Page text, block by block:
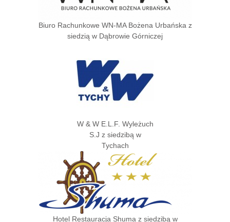
Biuro Rachunkowe WN-MA Bożena Urbańska z
siedzią w Dąbrowie Górniczej
W & W E.L.F. Wyleżuch
S.J z siedzibą w
Tychach
Hotel Restauracja Shuma z siedzibą w